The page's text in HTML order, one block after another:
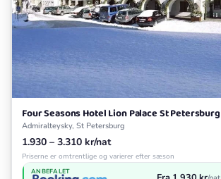
Four Seasons Hotel Lion Palace St Petersburg
Admiralteysky, St Petersburg
1.930 – 3.310 kr/nat
Priserne er omtrentlige og varierer efter sæson
ANBEFALET